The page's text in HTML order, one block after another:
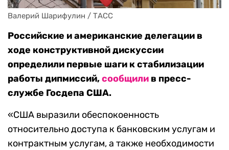
Валерий Шарифулин / ТАСС
Российские и американские делегации в
ходе конструктивной дискуссии
определили первые шаги к стабилизации
работы дипмиссий,сообщили в пресс-
службе Госдепа США.
«США выразили обеспокоенность
относительно доступа к банковским услугам и
контрактным услугам, а также необходимости